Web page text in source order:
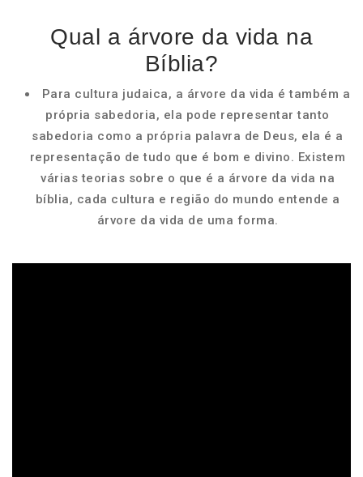
Qual a árvore da vida na
Bíblia?
Para cultura judaica, a árvore da vida é também a
própria sabedoria, ela pode representar tanto
sabedoria como a própria palavra de Deus, ela é a
representação de tudo que é bom e divino. Existem
várias teorias sobre o que é a árvore da vida na
bíblia, cada cultura e região do mundo entende a
árvore da vida de uma forma.